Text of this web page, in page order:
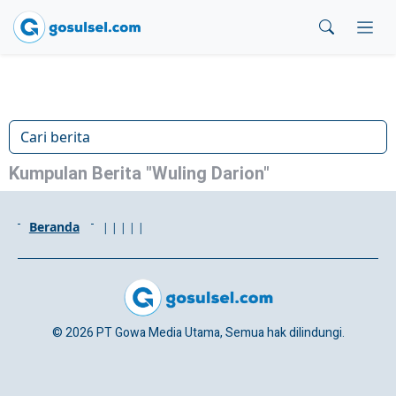
Kumpulan Berita "Wuling Darion"
Beranda | | | | |
© 2026 PT Gowa Media Utama, Semua hak dilindungi.